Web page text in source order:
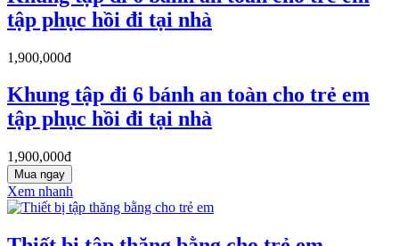
tập phục hồi đi tại nhà
1,900,000đ
Khung tập đi 6 bánh an toàn cho trẻ em
tập phục hồi đi tại nhà
1,900,000đ
Mua ngay
Xem nhanh